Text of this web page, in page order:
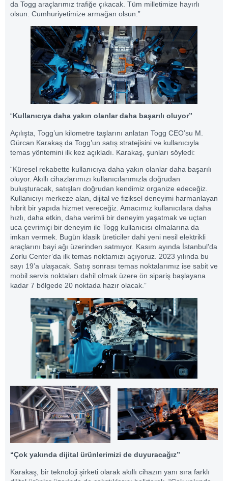
da Togg araçlarımız trafiğe çıkacak. Tüm milletimize hayırlı
olsun. Cumhuriyetimize armağan olsun.”
“Kullanıcıya daha yakın olanlar daha başarılı oluyor”
Açılışta, Togg’un kilometre taşlarını anlatan Togg CEO’su M.
Gürcan Karakaş da Togg’un satış stratejisini ve kullanıcıyla
temas yöntemini ilk kez açıkladı. Karakaş, şunları söyledi:
“Küresel rekabette kullanıcıya daha yakın olanlar daha başarılı
oluyor. Akıllı cihazlarımızı kullanıcılarımızla doğrudan
buluşturacak, satışları doğrudan kendimiz organize edeceğiz.
Kullanıcıyı merkeze alan, dijital ve fiziksel deneyimi harmanlayan
hibrit bir yapıda hizmet vereceğiz. Amacımız kullanıcılara daha
hızlı, daha etkin, daha verimli bir deneyim yaşatmak ve uçtan
uca çevrimiçi bir deneyim ile Togg kullanıcısı olmalarına da
imkan vermek. Bugün klasik üreticiler dahi yeni nesil elektrikli
araçlarını bayi ağı üzerinden satmıyor. Kasım ayında İstanbul’da
Zorlu Center’da ilk temas noktamızı açıyoruz. 2023 yılında bu
sayı 19’a ulaşacak. Satış sonrası temas noktalarımız ise sabit ve
mobil servis noktaları dahil olmak üzere ön sipariş başlayana
kadar 7 bölgede 20 noktada hazır olacak.”
“Çok yakında dijital ürünlerimizi de duyuracağız”
Karakaş, bir teknoloji şirketi olarak akıllı cihazın yanı sıra farklı